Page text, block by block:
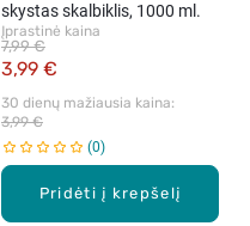
Pridėti į krepšelį
skystas skalbiklis, 1000 ml.
Įprastinė kaina
3,99 €
7,99 €
30 dienų mažiausia kaina:
3,99 €
0